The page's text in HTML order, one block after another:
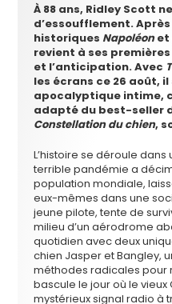
À 88 ans, Ridley Scott
d’essoufflement.
historiques Napoléonet
revient à ses
et l’anticipation. Avec
les écrans ce 26 août,
apocalyptique intime,
adapté du best-seller
Constellation du chien,
L’histoire se déroule
terrible pandémie a
population mondiale,
eux-mêmes dans une
jeune pilote, tente de
milieu d’un aérodrome
quotidien avec deux
chien Jasper et Bangley,
méthodes radicales pour
bascule le jour où le vieux
mystérieux signal radio à